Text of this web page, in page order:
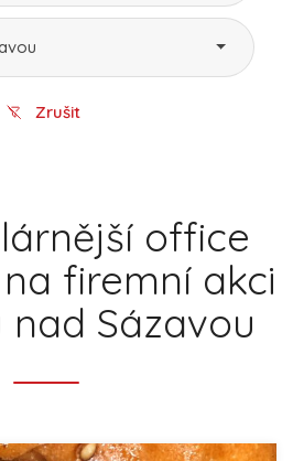
Zrušit
office
firemní akci
Sázavou